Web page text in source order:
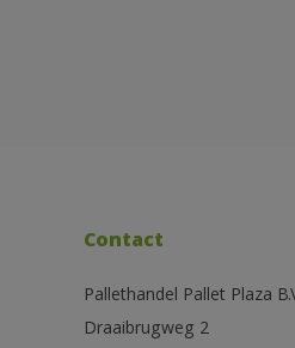
Contact
Pallethandel Pallet Plaza
Draaibrugweg 2